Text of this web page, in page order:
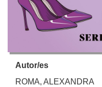
Autor/es
ROMA, ALEXANDRA